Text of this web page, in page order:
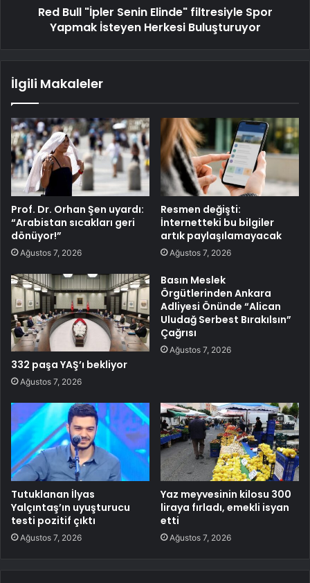
Red Bull "İpler Senin Elinde" filtresiyle Spor
Yapmak İsteyen Herkesi Buluşturuyor
İlgili Makaleler
Prof. Dr. Orhan Şen uyardı:
“Arabistan sıcakları geri
dönüyor!”
Ağustos 7, 2026
Resmen değişti:
İnternetteki bu bilgiler
artık paylaşılamayacak
Ağustos 7, 2026
332 paşa YAŞ’ı bekliyor
Ağustos 7, 2026
Basın Meslek
Örgütlerinden Ankara
Adliyesi Önünde “Alican
Uludağ Serbest Bırakılsın”
Çağrısı
Ağustos 7, 2026
Tutuklanan İlyas
Yalçıntaş’ın uyuşturucu
testi pozitif çıktı
Ağustos 7, 2026
Yaz meyvesinin kilosu 300
liraya fırladı, emekli isyan
etti
Ağustos 7, 2026